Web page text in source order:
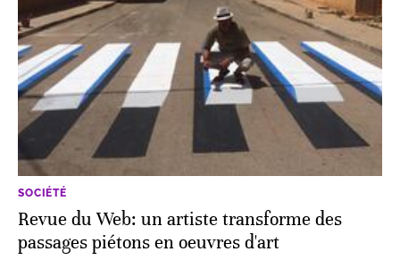
SOCIÉTÉ
Revue du Web: un artiste transforme des
passages piétons en oeuvres d'art